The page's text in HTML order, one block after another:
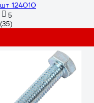
шт 124010
5
(35)